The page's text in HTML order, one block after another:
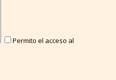
Permito el acceso al